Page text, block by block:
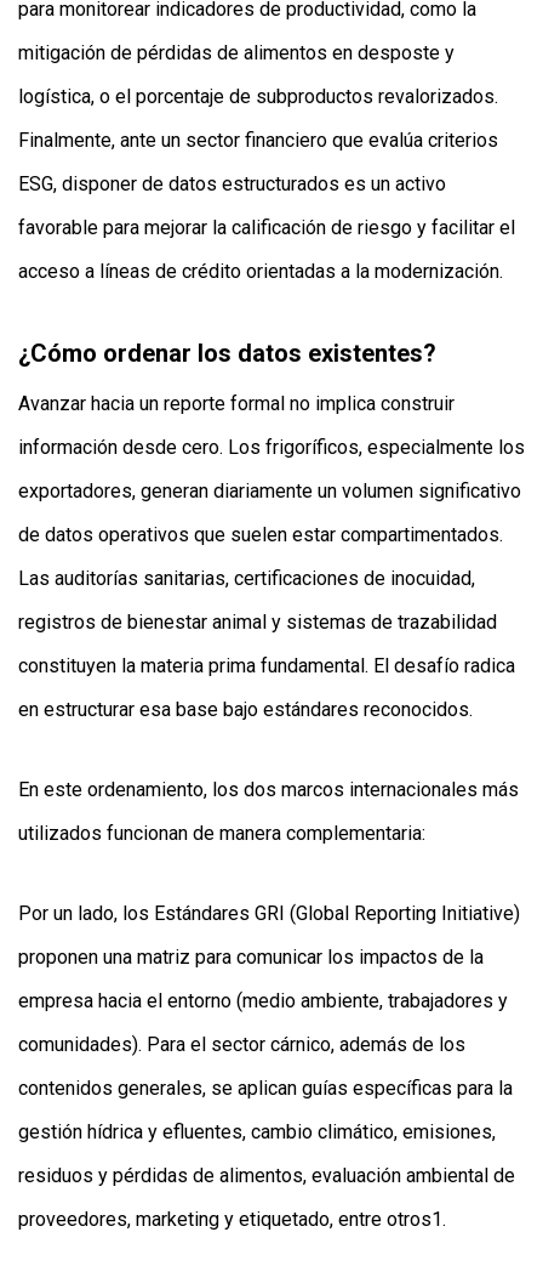
para monitorear indicadores de productividad, como la
mitigación de pérdidas de alimentos en desposte y
logística, o el porcentaje de subproductos revalorizados.
Finalmente, ante un sector financiero que evalúa criterios
ESG, disponer de datos estructurados es un activo
favorable para mejorar la calificación de riesgo y facilitar el
acceso a líneas de crédito orientadas a la modernización.
¿Cómo ordenar los datos existentes?
Avanzar hacia un reporte formal no implica construir
información desde cero. Los frigoríficos, especialmente los
exportadores, generan diariamente un volumen significativo
de datos operativos que suelen estar compartimentados.
Las auditorías sanitarias, certificaciones de inocuidad,
registros de bienestar animal y sistemas de trazabilidad
constituyen la materia prima fundamental. El desafío radica
en estructurar esa base bajo estándares reconocidos.
En este ordenamiento, los dos marcos internacionales más
utilizados funcionan de manera complementaria:
Por un lado, los Estándares GRI (Global Reporting Initiative)
proponen una matriz para comunicar los impactos de la
empresa hacia el entorno (medio ambiente, trabajadores y
comunidades). Para el sector cárnico, además de los
contenidos generales, se aplican guías específicas para la
gestión hídrica y efluentes, cambio climático, emisiones,
residuos y pérdidas de alimentos, evaluación ambiental de
proveedores, marketing y etiquetado, entre otros1.